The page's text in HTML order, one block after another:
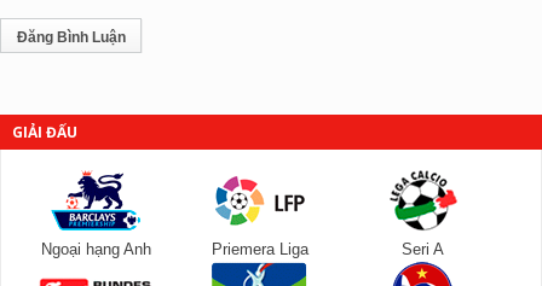
GIẢI ĐẤU
Ngoại hạng Anh Priemera Liga Seri A